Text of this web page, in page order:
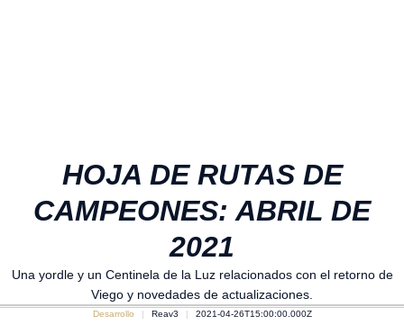
HOJA DE RUTAS DE
CAMPEONES: ABRIL DE
2021
Una yordle y un Centinela de la Luz relacionados con el retorno de
Viego y novedades de actualizaciones.
Desarrollo Reav3 2021-04-26T15:00:00.000Z